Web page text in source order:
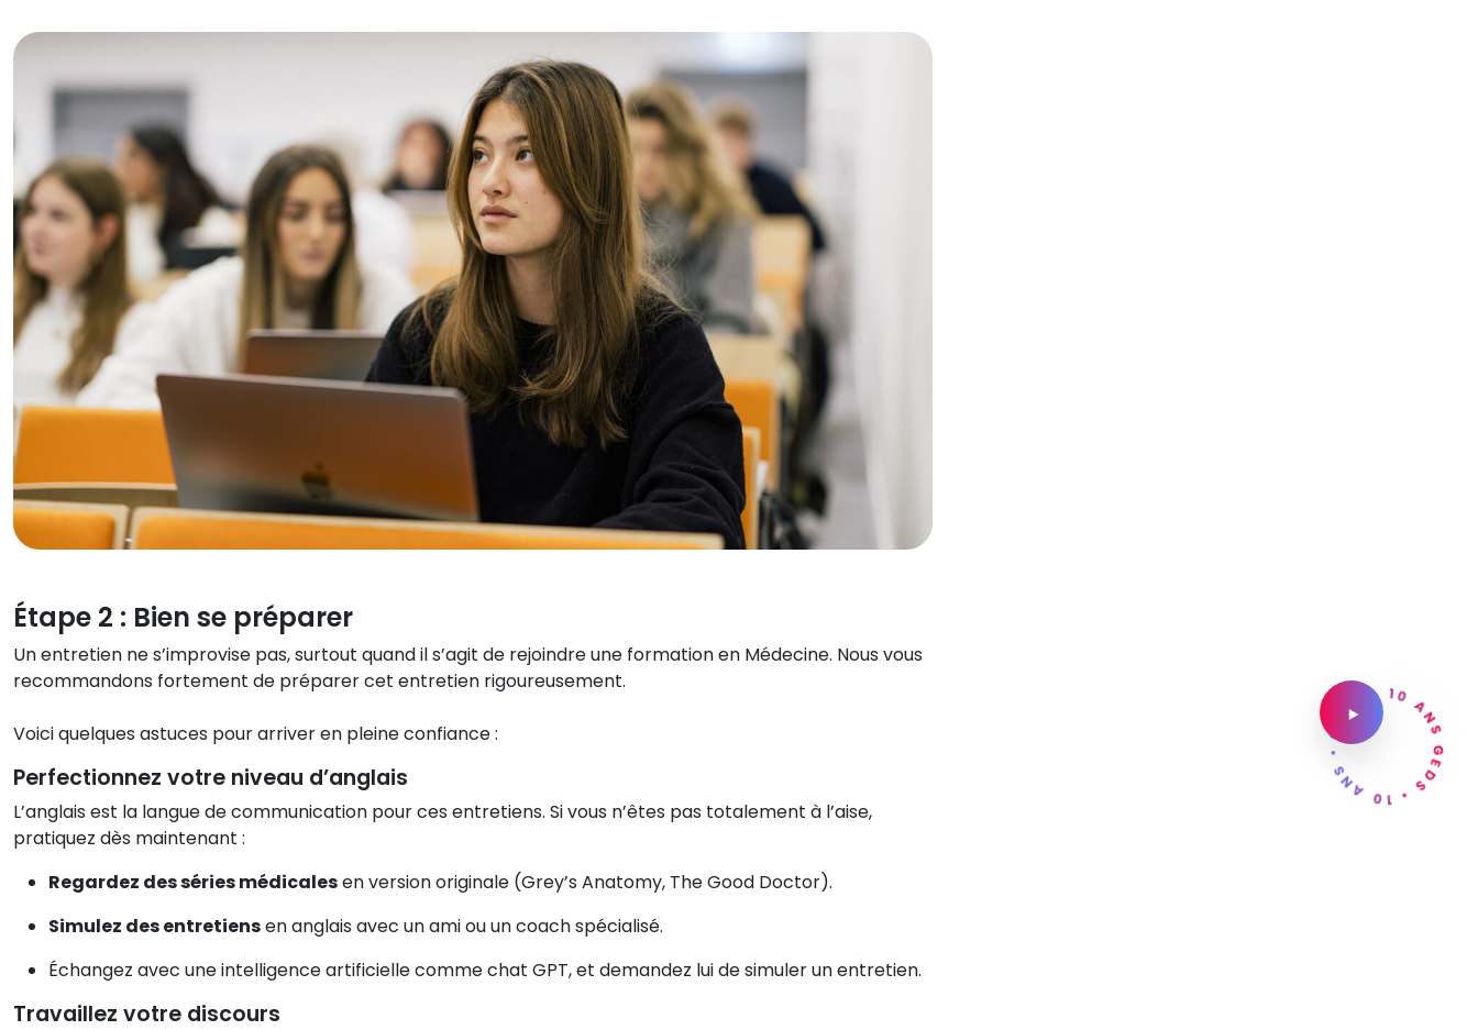
GEDS • 10 ANS • GEDS • 10 ANS •
Étape 2 : Bien se préparer
Un entretien ne s’improvise pas, surtout quand il s’agit de rejoindre une formation en Médecine. Nous vous
recommandons fortement de préparer cet entretien rigoureusement.
Voici quelques astuces pour arriver en pleine confiance :
Perfectionnez votre niveau d’anglais
L’anglais est la langue de communication pour ces entretiens. Si vous n’êtes pas totalement à l’aise,
pratiquez dès maintenant :
Regardez des séries médicalesen version originale (Grey’s Anatomy, The Good Doctor).
Simulez des entretiensen anglais avec un ami ou un coach spécialisé.
Échangez avec une intelligence artificielle comme chat GPT, et demandez lui de simuler un entretien.
Travaillez votre discours